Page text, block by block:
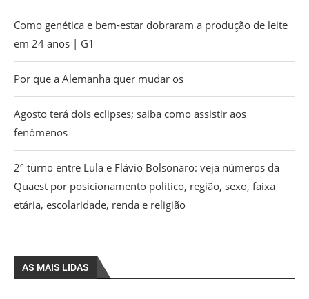
Como genética e bem-estar dobraram a produção de leite
em 24 anos | G1
Por que a Alemanha quer mudar os
Agosto terá dois eclipses; saiba como assistir aos
fenômenos
2º turno entre Lula e Flávio Bolsonaro: veja números da
Quaest por posicionamento político, região, sexo, faixa
etária, escolaridade, renda e religião
AS MAIS LIDAS